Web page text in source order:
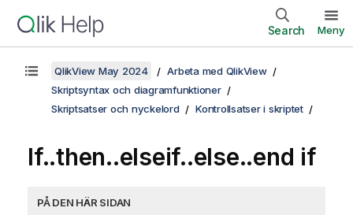
Search Meny
QlikView May 2024
Arbeta med QlikView
Skriptsyntax och diagramfunktioner
Skriptsatser och nyckelord
Kontrollsatser i skriptet
If..then..elseif..else..end if
PÅ DEN HÄR SIDAN